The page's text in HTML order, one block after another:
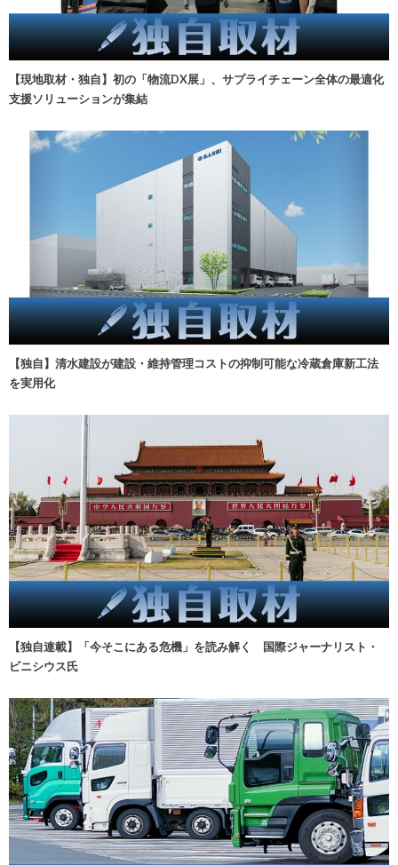
【現地取材・独自】初の「物流DX展」、サプライチェーン全体の最適化
支援ソリューションが集結
【独自】清水建設が建設・維持管理コストの抑制可能な冷蔵倉庫新工法
を実用化
【独自連載】「今そこにある危機」を読み解く 国際ジャーナリスト・
ビニシウス氏